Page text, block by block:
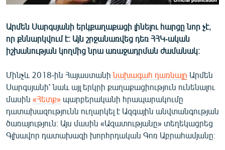
ՏԵՍԱՆՅՈՒԹԵՐ
ԲԱՆԱՎԵՃ
ՓՈԴՔԱՍԹ
Հայերեն
English
Արմեն Սարգսյանի երկքաղաքացի լինելու հարցը նոր չէ,
որ քննարկվում է։ Այն շրջանառվեց դեռ ՀՀԿ-ական
իշխանության կողմից նրա առաջադրման ժամանակ։
Մինչև 2018-ին Հայաստանինախագահ դառնալը Արմեն
Սարգսյանի՝ նաև այլ երկրի քաղաքացիություն ունենալու
մասին «Հետք» պարբերականի հրապարակումը
դատախազությունն ուղարկել է Ազգային անվտանգության
ծառայություն։ Այս մասին «Ազատությանը» տեղեկացրեց
Գլխավոր դատախազի խորհրդական Գոռ Աբրահամյանը։